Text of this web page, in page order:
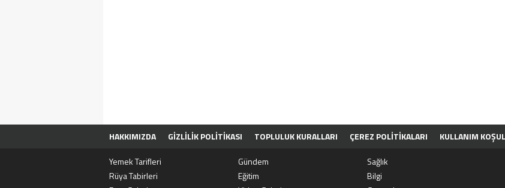
HAKKIMIZDA GIZLILIK POLITIKASI TOPLULUK KURALLARI ÇEREZ POLITIKALARI KULLANIM
SITENE EKLE
Yemek Tarifleri Gündem
Sağlık
Rüya Tabirleri
Eğitim
Bilgi